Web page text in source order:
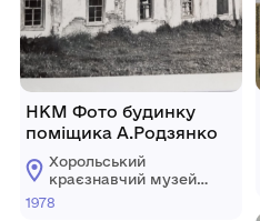
НКМ Фото будинку
поміщика А.Родзянко
Хорольський
краєзнавчий музей
Хорольської міської
1978